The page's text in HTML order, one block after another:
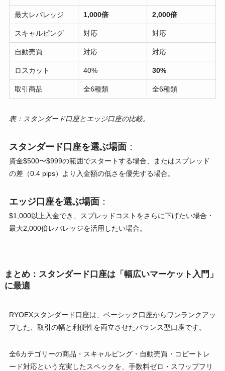
最大レバレッジ 1,000倍 2,000倍
スキャルピング 対応 対応
自動売買 対応 対応
ロスカット 40% 30%
取引商品 全6種類 全6種類
表：スタンダード口座とエッジ口座の比較。
スタンダード口座を選ぶ場面：
資金$500〜$999の範囲でスタートする場合、またはスプレッド
の差（0.4 pips）より入金額の低さを優先する場合。
エッジ口座を選ぶ場面：
$1,000以上入金でき、スプレッドコストをさらに下げたい場合・
最大2,000倍レバレッジを活用したい場合。
まとめ：スタンダード口座は「幅広いマーケット入門」
に最適
RYOEXスタンダード口座は、ベーシック口座からワンランクアッ
プした、取引の幅と利便性を両立させたバランス型口座です。
全6カテゴリーの商品・スキャルピング・自動売買・コピートレ
ード対応という充実したスペックを、手数料ゼロ・スワップフリ